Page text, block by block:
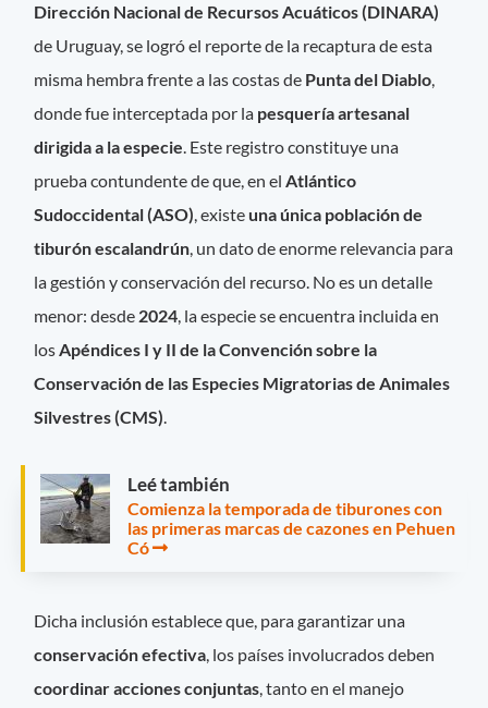
Dirección Nacional de Recursos Acuáticos (DINARA)
de Uruguay, se logró el reporte de la recaptura de esta
misma hembra frente a las costas de Punta del Diablo,
donde fue interceptada por la pesquería artesanal
dirigida a la especie. Este registro constituye una
prueba contundente de que, en elAtlántico
Sudoccidental (ASO), existe una única población de
tiburón escalandrún, un dato de enorme relevancia para
la gestión y conservación del recurso. No es un detalle
menor: desde 2024, la especie se encuentra incluida en
losApéndices I y II de la Convención sobre la
Conservación de las Especies Migratorias de Animales
Silvestres (CMS).
Leé también
Comienza la temporada de tiburones con
las primeras marcas de cazones en Pehuen
Có
Dicha inclusión establece que, para garantizar una
conservación efectiva , los países involucrados deben
coordinar acciones conjuntas , tanto en el manejo